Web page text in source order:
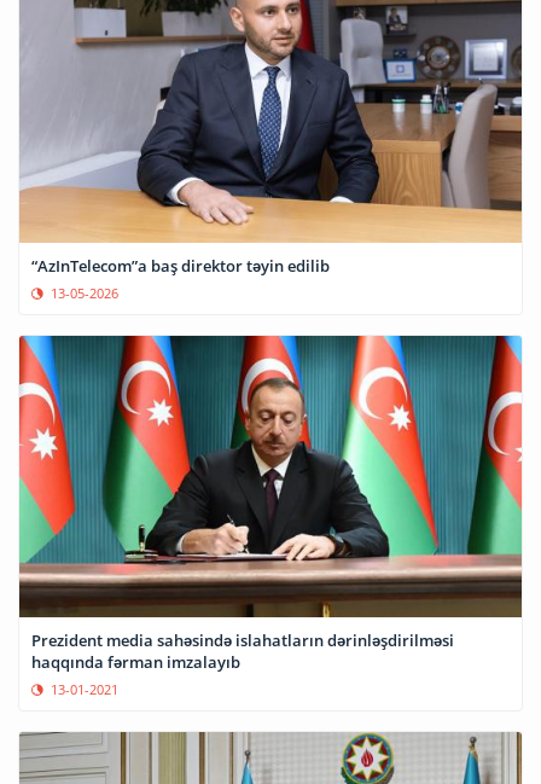
“AzInTelecom”a baş direktor təyin edilib
13-05-2026
Prezident media sahəsində islahatların dərinləşdirilməsi
haqqında fərman imzalayıb
13-01-2021